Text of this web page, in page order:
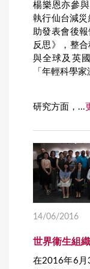
楊樂恩亦參
執行仙台減
助發表會後
反思》，整
與全球及英
「年輕科學家
研究方面，...
14/06/2016
世界衞生組
在2016年6月